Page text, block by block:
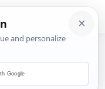
Google